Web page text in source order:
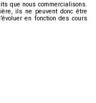
que nous commercialisons.
ils ne peuvent donc être
en fonction des cours